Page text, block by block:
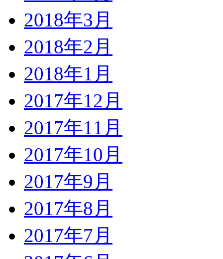
2018年3月
2018年2月
2018年1月
2017年12月
2017年11月
2017年10月
2017年9月
2017年8月
2017年7月